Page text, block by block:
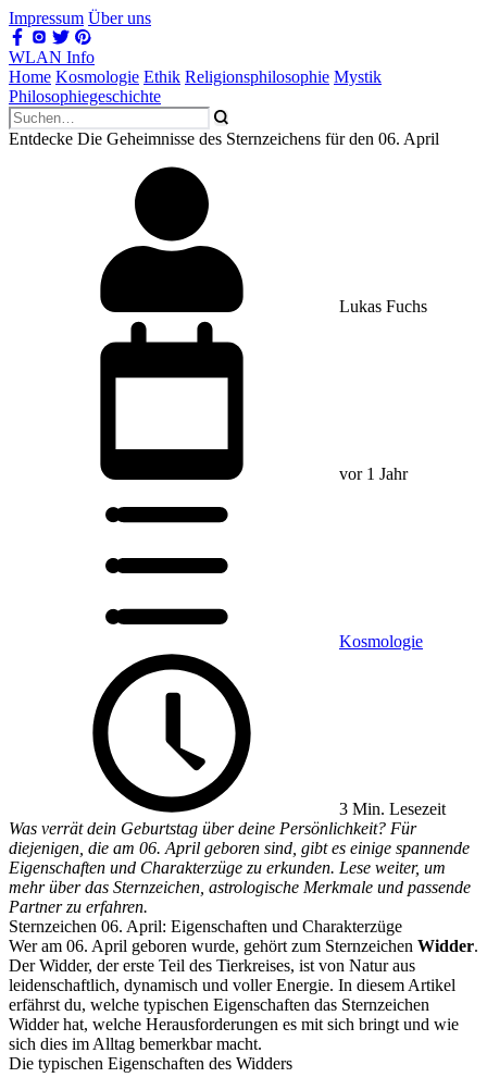
Impressum Über uns
WLAN Info
Home Kosmologie Ethik Religionsphilosophie Mystik
Philosophiegeschichte
Entdecke Die Geheimnisse des Sternzeichens für den 06. April
Lukas Fuchs
vor 1 Jahr
Kosmologie
3 Min. Lesezeit
Was verrät dein Geburtstag über deine Persönlichkeit? Für
diejenigen, die am 06. April geboren sind, gibt es einige spannende
Eigenschaften und Charakterzüge zu erkunden. Lese weiter, um
mehr über das Sternzeichen, astrologische Merkmale und passende
Partner zu erfahren.
Sternzeichen 06. April: Eigenschaften und Charakterzüge
Wer am 06. April geboren wurde, gehört zum Sternzeichen Widder.
Der Widder, der erste Teil des Tierkreises, ist von Natur aus
leidenschaftlich, dynamisch und voller Energie. In diesem Artikel
erfährst du, welche typischen Eigenschaften das Sternzeichen
Widder hat, welche Herausforderungen es mit sich bringt und wie
sich dies im Alltag bemerkbar macht.
Die typischen Eigenschaften des Widders